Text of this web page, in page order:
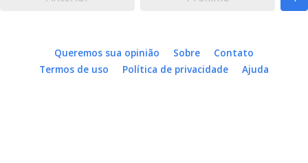
Queremos sua opinião Sobre
Contato
Termos de uso
Política de privacidade Ajuda